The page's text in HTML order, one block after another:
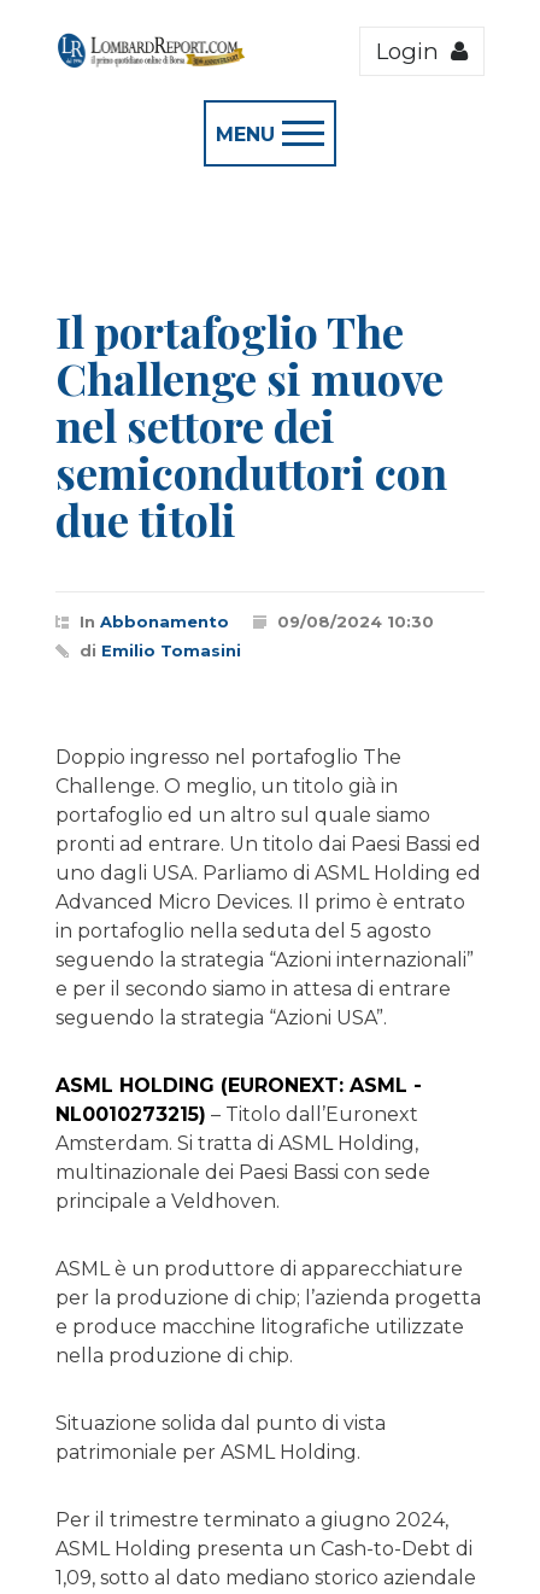
Login
MENU
Il portafoglio The
Challenge si muove
nel settore dei
semiconduttori con
due titoli
In Abbonamento
09/08/2024 10:30
di Emilio Tomasini
Doppio ingresso nel portafoglio The
Challenge. O meglio, un titolo già in
portafoglio ed un altro sul quale siamo
pronti ad entrare. Un titolo dai Paesi Bassi ed
uno dagli USA. Parliamo di ASML Holding ed
Advanced Micro Devices. Il primo è entrato
in portafoglio nella seduta del 5 agosto
seguendo la strategia “Azioni internazionali”
e per il secondo siamo in attesa di entrare
seguendo la strategia “Azioni USA”.
ASML HOLDING (EURONEXT: ASML -
NL0010273215) – Titolo dall’Euronext
Amsterdam. Si tratta di ASML Holding,
multinazionale dei Paesi Bassi con sede
principale a Veldhoven.
ASML è un produttore di apparecchiature
per la produzione di chip; l’azienda progetta
e produce macchine litografiche utilizzate
nella produzione di chip.
Situazione solida dal punto di vista
patrimoniale per ASML Holding.
Per il trimestre terminato a giugno 2024,
ASML Holding presenta un Cash-to-Debt di
1,09, sotto al dato mediano storico aziendale